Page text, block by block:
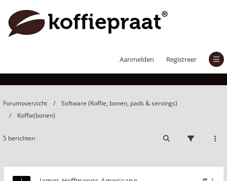
Aanmelden Registreer
James Hoffmanns Americano
Forumoverzicht
Software (Koffie, bonen, pads & servings)
Koffie(bonen)
5 berichten